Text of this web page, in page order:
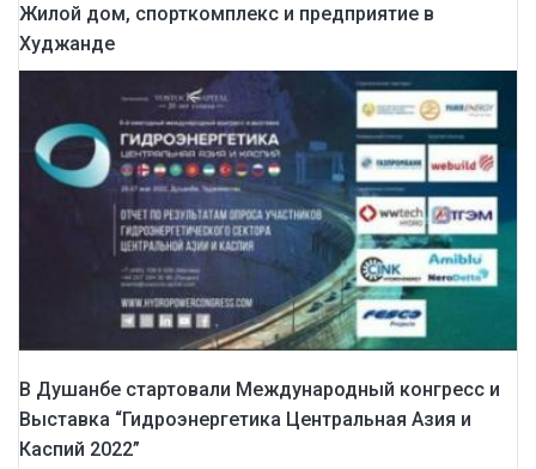
Жилой дом, спорткомплекс и предприятие в
Худжанде
В Душанбе стартовали Международный конгресс и
Выставка “Гидроэнергетика Центральная Азия и
Каспий 2022”